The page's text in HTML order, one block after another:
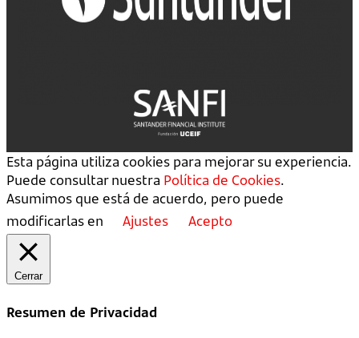
Esta página utiliza cookies para mejorar su experiencia.
Puede consultar nuestra Política de Cookies.
Asumimos que está de acuerdo, pero puede
modificarlas en
Ajustes Acepto
Cerrar
Resumen de Privacidad